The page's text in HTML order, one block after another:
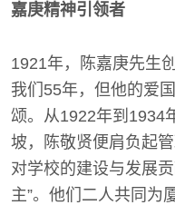
嘉庚精神引领者
1921年，陈嘉庚先生
我们55年，但他的爱
颂。从1922年到1934
坡，陈敬贤便肩负起
对学校的建设与发展
主”。他们二人共同为